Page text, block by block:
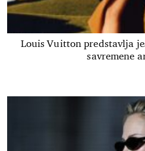
Louis Vuitton predstavlja
savremene